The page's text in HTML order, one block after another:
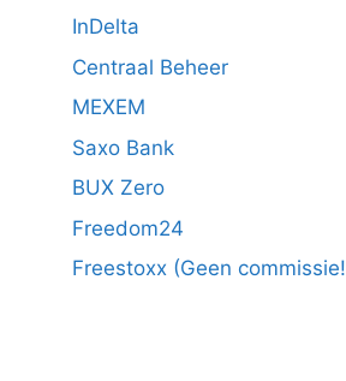
InDelta
Centraal Beheer
MEXEM
Saxo Bank
BUX Zero
Freedom24
Freestoxx (Geen